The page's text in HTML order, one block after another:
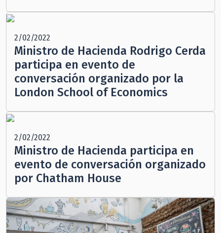
2/02/2022
Ministro de Hacienda Rodrigo Cerda
participa en evento de
conversación organizado por la
London School of Economics
2/02/2022
Ministro de Hacienda participa en
evento de conversación organizado
por Chatham House